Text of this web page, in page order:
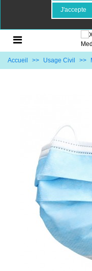
J'accepte
Accueil >> Usage Civil >>